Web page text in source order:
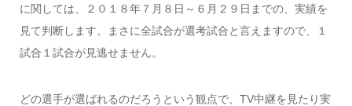
に関しては、２０１８年７月８日～６月２９日までの、実績を
見て判断します。まさに全試合が選考試合と言えますので、１
試合１試合が見逃せません。
どの選手が選ばれるのだろうという観点で、TV中継を見たり実